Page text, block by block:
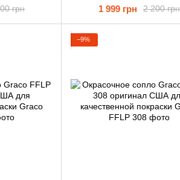
грн 2 200 грн
1 999 грн
−9%